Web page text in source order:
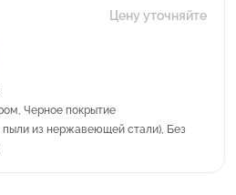
Цену уточняйте
Черное покрытие
пыли из нержавеющей стали), Без